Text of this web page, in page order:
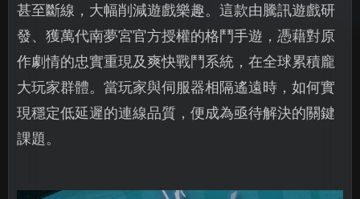
甚至斷線，大幅削減遊戲樂趣。這款由騰訊遊戲研
發、獲萬代南夢宮官方授權的格鬥手遊，憑藉對原
作劇情的忠實重現及爽快戰鬥系統，在全球累積龐
大玩家群體。當玩家與伺服器相隔遙遠時，如何實
現穩定低延遲的連線品質，便成為亟待解決的關鍵
課題。